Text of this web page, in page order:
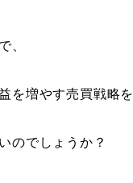
、
を増やす売買戦略を
のでしょうか？